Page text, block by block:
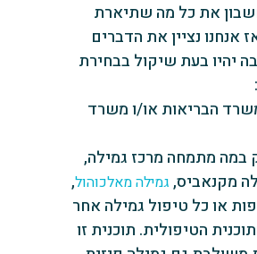
את כל מה ‏שתיארת
אנחנו נציין את הדברים
יהיו בעת שיקול בבחירת
הבריאות או/ו משרד
במה מתמחה מרכז גמילה,
מקנאביס, גמילה מאלכוהול,
או כל ‏טיפול גמילה אחר
הטיפולית. תוכנית זו